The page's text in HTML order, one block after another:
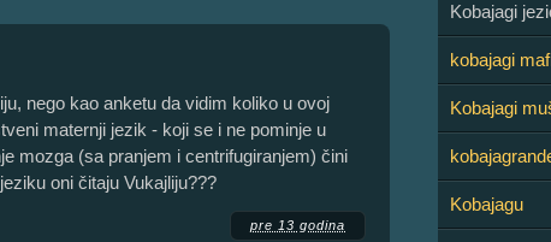
nego kao anketu da vidim koliko u ovoj
maternji jezik - koji se i ne pominje u
mozga (sa pranjem i centrifugiranjem) čini
oni čitaju Vukajliju???
pre 13 godina
Kobajagi
kobajagi
Kobajagi
Kobajagu